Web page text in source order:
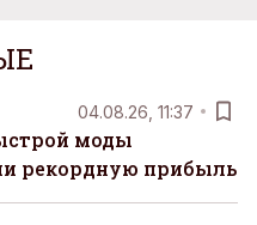
просто быть здесь
все
и за все отвечать
04.08.26, 11:37
моды
рекордную прибыль